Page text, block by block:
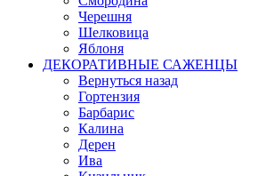
Черешня
Шелковица
Яблоня
ДЕКОРАТИВНЫЕ САЖЕНЦЫ
Вернуться назад
Гортензия
Барбарис
Калина
Дерен
Ива